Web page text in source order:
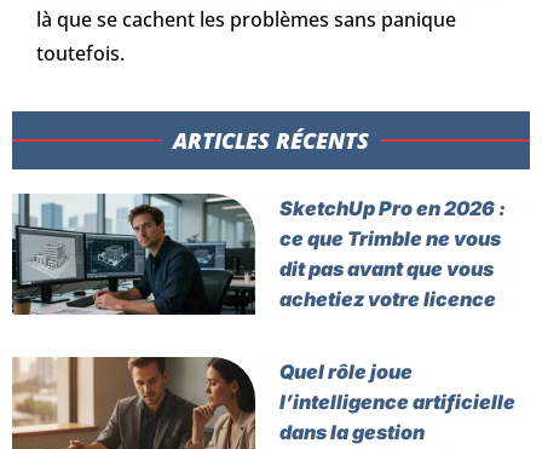
là que se cachent les problèmes sans panique
toutefois.
ARTICLES RÉCENTS​
SketchUp Pro en 2026 :
ce que Trimble ne vous
dit pas avant que vous
achetiez votre licence
Quel rôle joue
l’intelligence artificielle
dans la gestion